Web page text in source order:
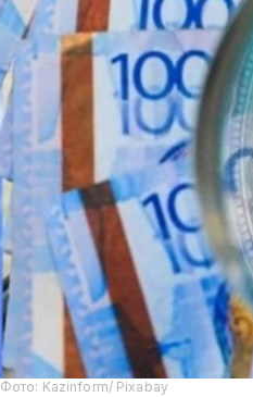
Фото: Kazinform/ Pixabay